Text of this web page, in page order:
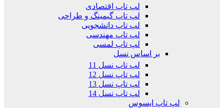
لپ تاپ اقتصادی
لپ تاپ گیمینگ و طراحی
لپ تاپ دانشجویی
لپ تاپ مهندسی
لپ تاپ لمسی
بر اساس نسل
لپ تاپ نسل 11
لپ تاپ نسل 12
لپ تاپ نسل 13
لپ تاپ نسل 14
لپ تاپ ایسوس